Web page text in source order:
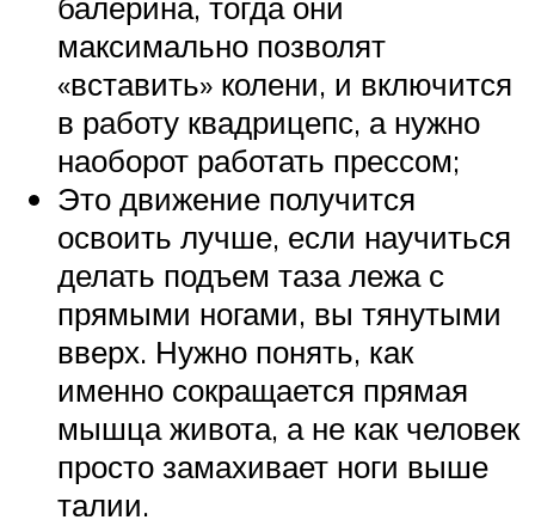
максимально позволят
«вставить» колени, и включится
в работу квадрицепс, а нужно
наоборот работать прессом;
Это движение получится
освоить лучше, если научиться
делать подъем таза лежа с
прямыми ногами, вы тянутыми
вверх. Нужно понять, как
именно сокращается прямая
мышца живота, а не как человек
просто замахивает ноги выше
талии.